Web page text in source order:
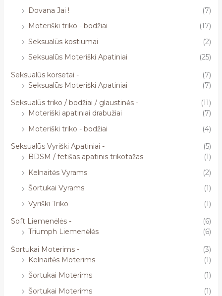
Dovana Jai !
(7)
Moteriški triko - bodžiai
(17)
Seksualūs kostiumai
(2)
Seksualūs Moteriški Apatiniai
(25)
Seksualūs korsetai -
(7)
Seksualūs Moteriški Apatiniai
(7)
Seksualūs triko / bodžiai / glaustinės -
(11)
Moteriški apatiniai drabužiai
(7)
Moteriški triko - bodžiai
(4)
Seksualūs Vyriški Apatiniai -
(5)
BDSM / fetišas apatinis trikotažas
(1)
Kelnaitės Vyrams
(2)
Šortukai Vyrams
(1)
Vyriški Triko
(1)
Soft Liemenėlės -
(6)
Triumph Liemenėlės
(6)
Šortukai Moterims -
(3)
Kelnaitės Moterims
(1)
Šortukai Moterims
(1)
Šortukai Moterims
(1)